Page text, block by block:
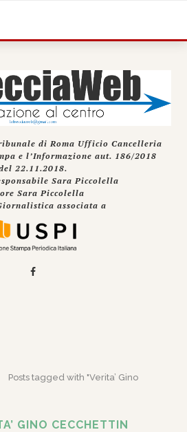
di Roma Ufficio Cancelleria
e l’Informazione aut. 186/2018
22.11.2018.
Sara Piccolella
Sara Piccolella
associata a
Posts tagged with "Verita’ Gino
GINO CECCHETTIN